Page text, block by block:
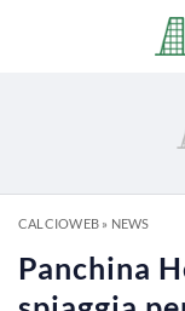
CALCIOWEB» NEWS
Panchina